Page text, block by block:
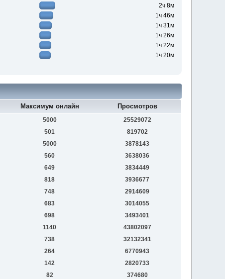
2ч 8м
1ч 46м
1ч 31м
1ч 26м
1ч 22м
1ч 20м
Максимум онлайн Просмотров
5000
25529072
501
819702
5000
3878143
560
3638036
649
3834449
818
3936677
748
2914609
683
3014055
698
3493401
1140
43802097
738
32132341
264
6770943
142
2820733
82 374680